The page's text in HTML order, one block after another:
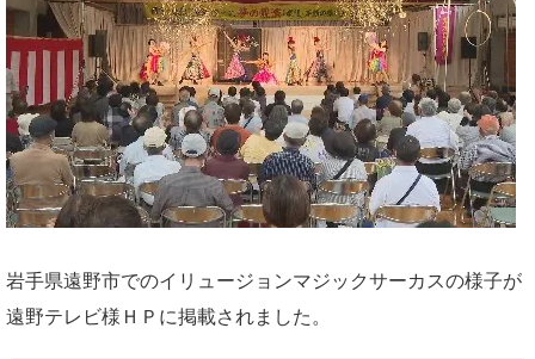
岩手県遠野市でのイリュージョンマジックサーカスの様子が
遠野テレビ様ＨＰに掲載されました。